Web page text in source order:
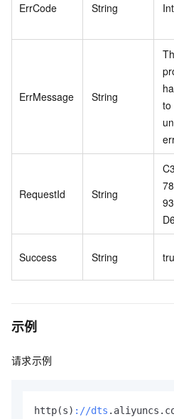
ErrCode String
ErrMessage String
to
RequestId String
Success String
示例
请求示例
http(s) ://dts